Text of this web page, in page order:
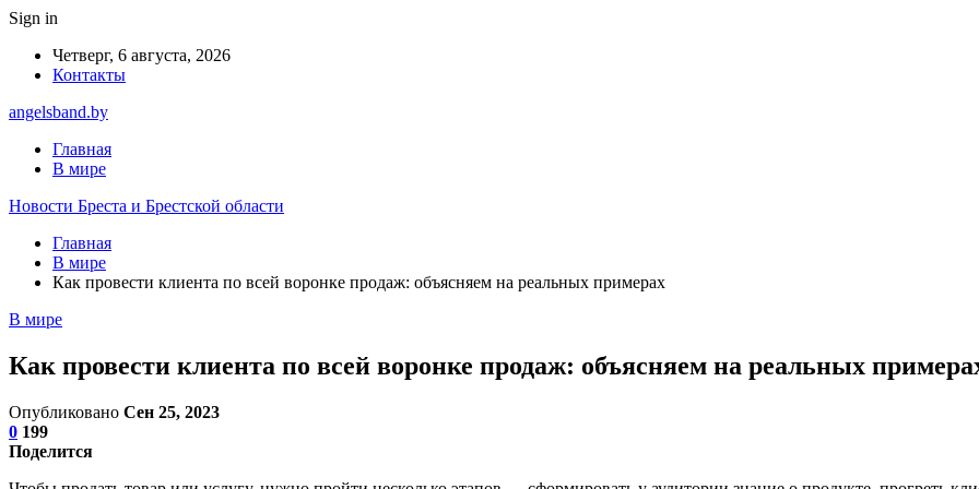
Sign in
Четверг, 6 августа, 2026
Контакты
angelsband.by
Главная
В мире
Новости Бреста и Брестской области
Главная
В мире
Как провести клиента по всей воронке продаж: объясняем на реальных примерах
В мире
Как провести клиента по всей воронке продаж: объясняем на реальных
Опубликовано Сен 25, 2023
0 199
Поделится